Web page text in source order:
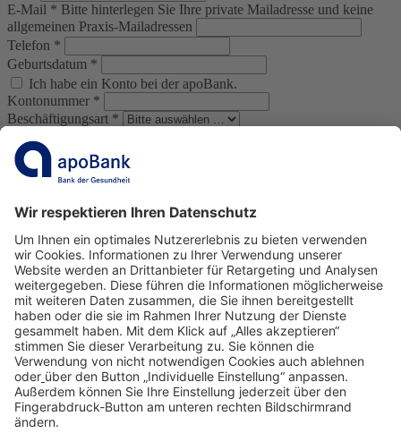
E-Mail * Bitte hinterlegen Sie Ihre private Mailadresse und keine
allgemeinen Praxis-Mailadressen
Telefon *
Geburtsdatum *
Ich habe ein Konto bei der apoBank.
Kontonummer *
Beschäftigungsart *
weiteren Themen rund um die Praxis-/Apothekenabgabe informiert
werden.
* Ja Nein
Kontakt
Impressum
Datenschutz
Nutzungsbedingungen
www.apobank.de
AnmeldenRegistrieren
Kontakt
Wir sind für Sie da. Sie erreichen uns unter: